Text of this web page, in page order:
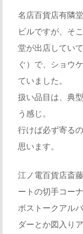
名店百貨店有隣
ビルですが、そ
堂が出店してい
ぐ）で、ショウ
ていました。
扱い品目は、典
う感じ。
行けば必ず寄る
思います。
江ノ電百貨店斎
ートの切手コー
ボストークアル
ダーとか図入り